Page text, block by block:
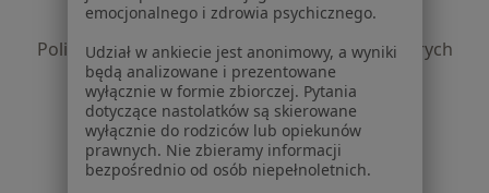
Polityka prywatności profesjonalistów
Polityka prywatności dla profesjonalistów, których
dane pozyskaliśmy samodzielnie
Polityka cookies
Jak działają wyniki wyszukiwania
Dostępność
O nas
emocjonalnego i zdrowia psychicznego.
Udział w ankiecie jest anonimowy, a wyniki
będą analizowane i prezentowane
wyłącznie w formie zbiorczej. Pytania
dotyczące nastolatków są skierowane
wyłącznie do rodziców lub opiekunów
prawnych. Nie zbieramy informacji
bezpośrednio od osób niepełnoletnich.